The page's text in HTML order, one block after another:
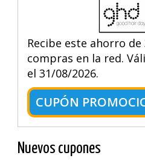
Recibe este ahorro
compras en la red.
el 31/08/2026.
CUPÓN
Nuevos cupones